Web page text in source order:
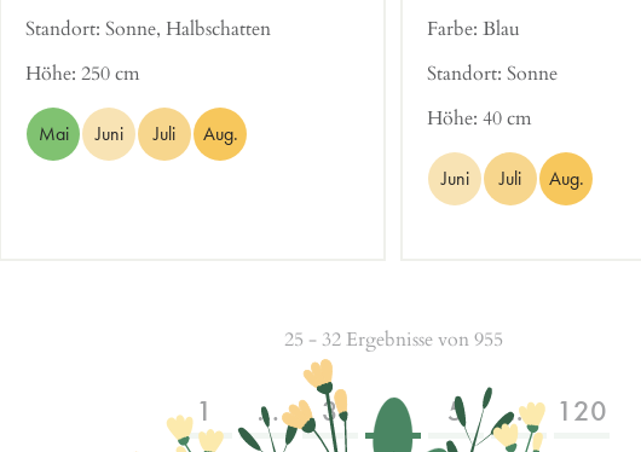
Standort: Sonne, Halbschatten
Höhe: 250 cm
Mai Juni Juli Aug.
Farbe: Blau
Standort: Sonne
Höhe: 40 cm
Juni Juli Aug.
25 - 32 Ergebnisse von 955
1 … 3 4 5 … 120